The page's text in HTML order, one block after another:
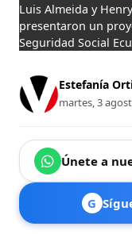
Luis Almeida y
presentaron un
Seguridad Social
Estefanía
martes, 3
Únete a
G